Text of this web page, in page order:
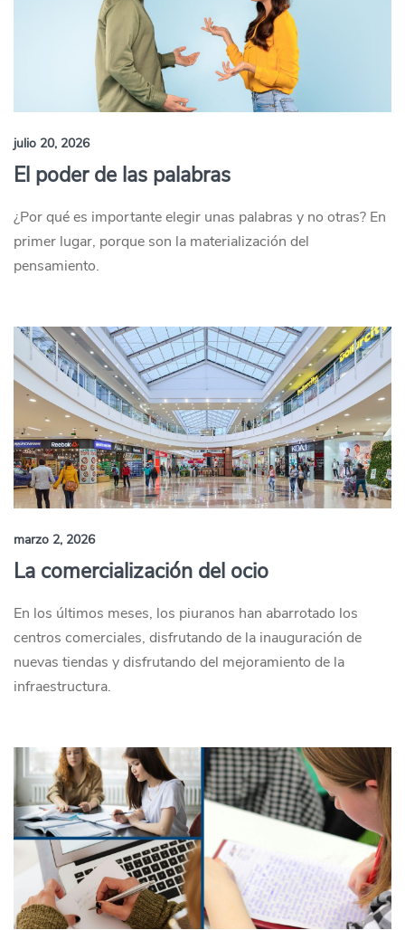
julio 20, 2026
El poder de las palabras
¿Por qué es importante elegir unas palabras y no otras? En
primer lugar, porque son la materialización del
pensamiento.
marzo 2, 2026
La comercialización del ocio
En los últimos meses, los piuranos han abarrotado los
centros comerciales, disfrutando de la inauguración de
nuevas tiendas y disfrutando del mejoramiento de la
infraestructura.